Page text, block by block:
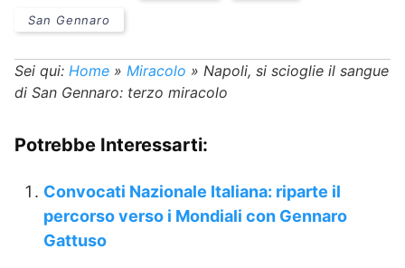
San Gennaro
Sei qui: Home » Miracolo » Napoli, si scioglie il sangue
di San Gennaro: terzo miracolo
Potrebbe Interessarti:
Convocati Nazionale Italiana: riparte il
percorso verso i Mondiali con Gennaro
Gattuso